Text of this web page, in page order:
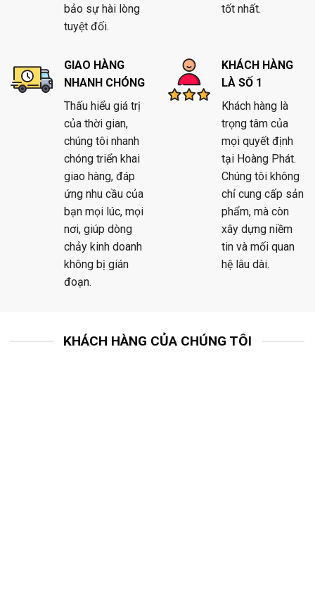
bảo sự hài lòng
tuyệt đối.
tốt nhất.
GIAO HÀNG
NHANH CHÓNG
Thấu hiểu giá trị
của thời gian,
chúng tôi nhanh
chóng triển khai
giao hàng, đáp
ứng nhu cầu của
bạn mọi lúc, mọi
nơi, giúp dòng
chảy kinh doanh
không bị gián
đoạn.
KHÁCH HÀNG
LÀ SỐ 1
Khách hàng là
trọng tâm của
mọi quyết định
tại Hoàng Phát.
Chúng tôi không
chỉ cung cấp sản
phẩm, mà còn
xây dựng niềm
tin và mối quan
hệ lâu dài.
KHÁCH HÀNG CỦA CHÚNG TÔI